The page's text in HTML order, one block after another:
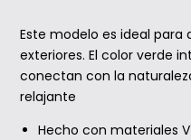
Este modelo es ideal para
exteriores. El color verde
conectan con la
relajante
Hecho con materiales